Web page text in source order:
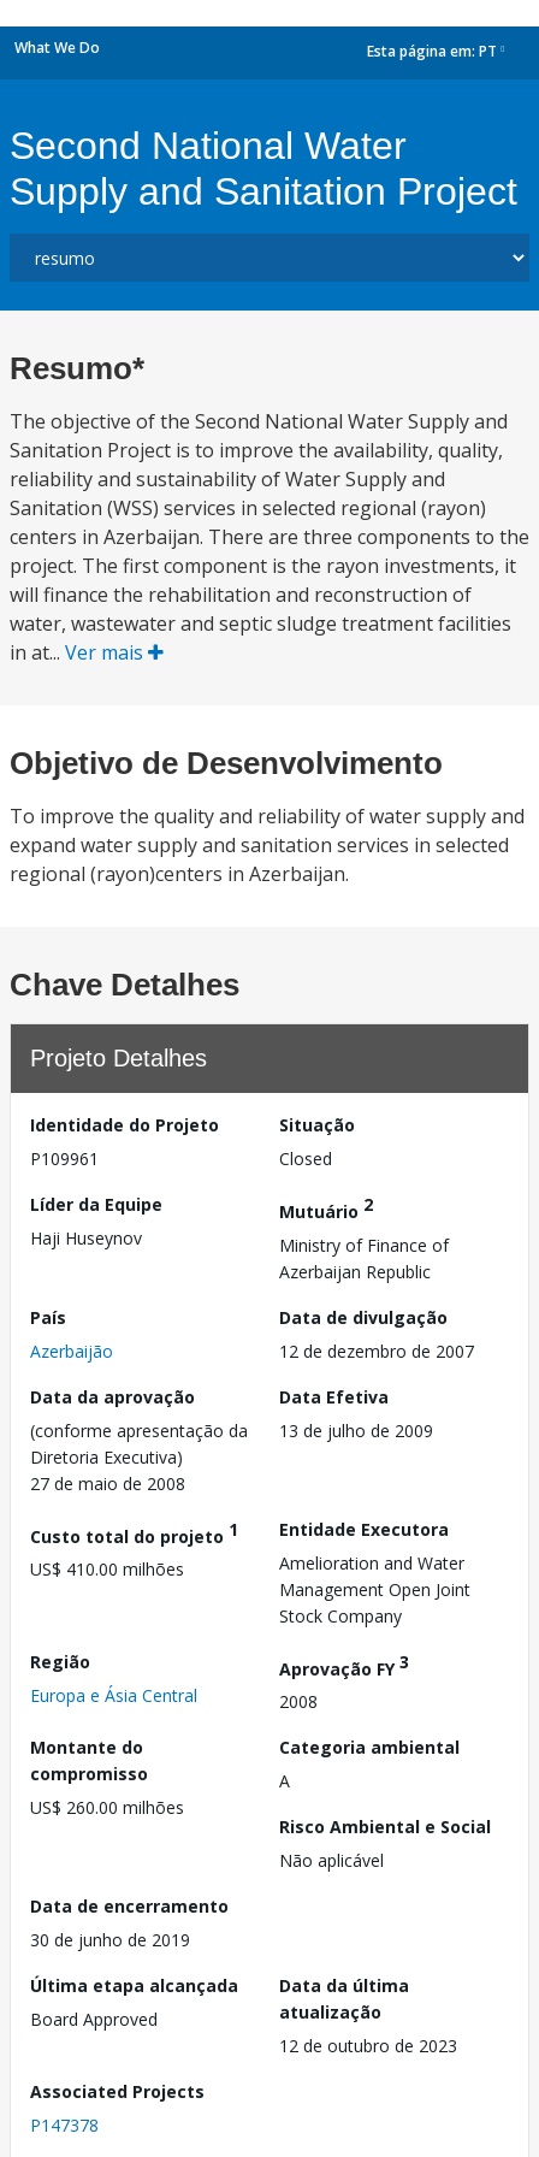
What We Do Esta página em: PT
Second National Water
Supply and Sanitation Project
Resumo*
The objective of the Second National Water Supply and
Sanitation Project is to improve the availability, quality,
reliability and sustainability of Water Supply and
Sanitation (WSS) services in selected regional (rayon)
centers in Azerbaijan. There are three components to the
project. The first component is the rayon investments, it
will finance the rehabilitation and reconstruction of
water, wastewater and septic sludge treatment facilities
in at... Ver mais
Objetivo de Desenvolvimento
To improve the quality and reliability of water supply and
expand water supply and sanitation services in selected
regional (rayon)centers in Azerbaijan.
Chave Detalhes
Projeto Detalhes
Identidade do Projeto
P109961
Situação
Closed
Líder da Equipe
Haji Huseynov
Mutuário 2
Ministry of Finance of
Azerbaijan Republic
País
Azerbaijão
Data de divulgação
12 de dezembro de 2007
Data da aprovação
(conforme apresentação da
Diretoria Executiva)
27 de maio de 2008
Data Efetiva
13 de julho de 2009
Custo total do projeto 1
US$ 410.00 milhões
Entidade Executora
Amelioration and Water
Management Open Joint
Stock Company
Região
Europa e Ásia Central
Aprovação FY3
2008
Montante do
compromisso
US$ 260.00 milhões
Categoria ambiental
A
Risco Ambiental e Social
Não aplicável
Data de encerramento
30 de junho de 2019
Última etapa alcançada
Board Approved
Data da última
atualização
12 de outubro de 2023
Associated Projects
P147378